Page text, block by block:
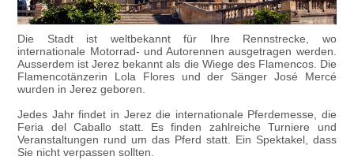
Die Stadt ist weltbekannt für Ihre Rennstrecke, wo
internationale Motorrad- und Autorennen ausgetragen werden.
Ausserdem ist Jerez bekannt als die Wiege des Flamencos. Die
Flamencotänzerin Lola Flores und der Sänger José Mercé
wurden in Jerez geboren.
Jedes Jahr findet in Jerez die internationale Pferdemesse, die
Feria del Caballo statt. Es finden zahlreiche Turniere und
Veranstaltungen rund um das Pferd statt. Ein Spektakel, dass
Sie nicht verpassen sollten.